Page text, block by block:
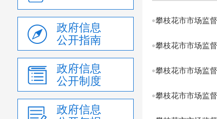
政府信息
公开指南
政府信息
公开制度
政府信息
攀枝花市市场监
攀枝花市市场监
攀枝花市市场监
攀枝花市市场监